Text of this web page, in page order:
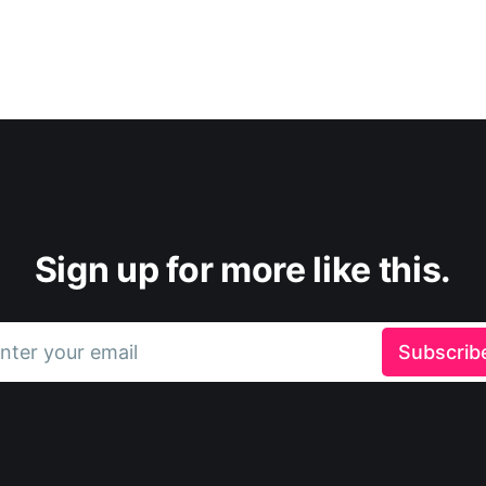
Sign up for more like this.
your email